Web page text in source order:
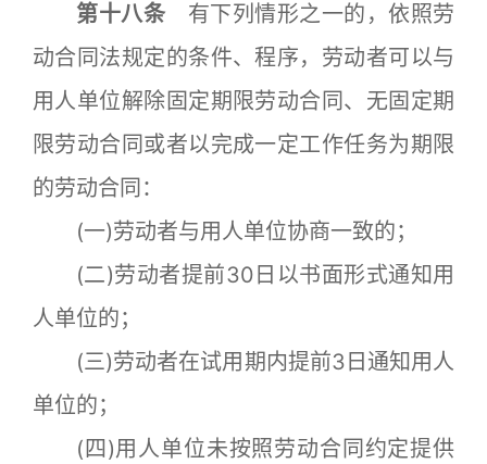
第十八条 有下列情形之一的，依照劳
动合同法规定的条件、程序，劳动者可以与
用人单位解除固定期限劳动合同、无固定期
限劳动合同或者以完成一定工作任务为期限
的劳动合同：
(一)劳动者与用人单位协商一致的；
(二)劳动者提前30日以书面形式通知用
人单位的；
(三)劳动者在试用期内提前3日通知用人
单位的；
(四)用人单位未按照劳动合同约定提供